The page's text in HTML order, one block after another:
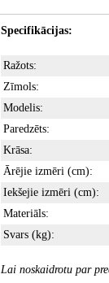
Specifikācijas:
Ražots:
Zīmols:
Modelis:
Paredzēts:
Krāsa:
Ārējie izmēri (cm):
Iekšejie izmēri (cm):
Materiāls:
Svars (kg):
Lai noskaidrotu par